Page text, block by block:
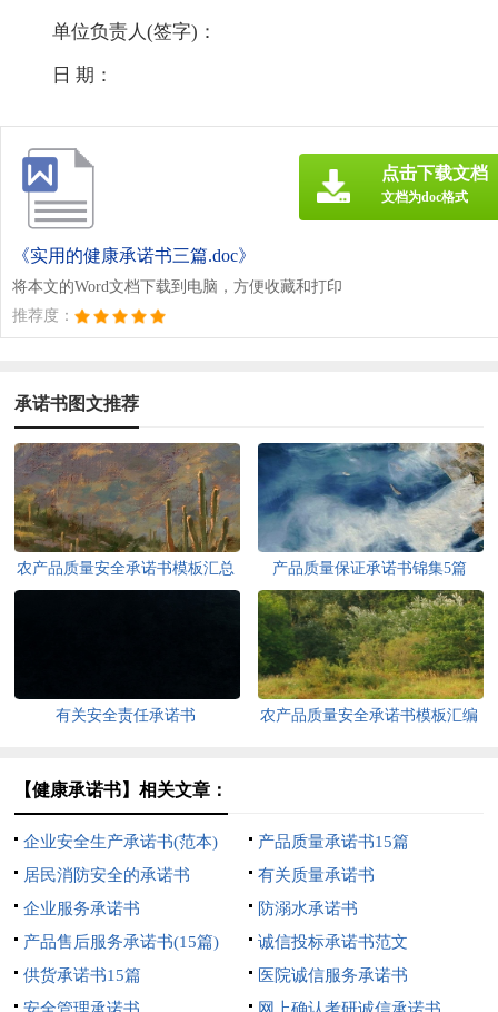
单位负责人(签字)：
日 期：
《实用的健康承诺书三篇.doc》
将本文的Word文档下载到电脑，方便收藏和打印
推荐度：
点击下载文档
文档为doc格式
承诺书图文推荐
农产品质量安全承诺书模板汇总
产品质量保证承诺书锦集5篇
有关安全责任承诺书
农产品质量安全承诺书模板汇编
【健康承诺书】相关文章：
企业安全生产承诺书(范本)
产品质量承诺书15篇
居民消防安全的承诺书
有关质量承诺书
企业服务承诺书
防溺水承诺书
产品售后服务承诺书(15篇)
诚信投标承诺书范文
供货承诺书15篇
医院诚信服务承诺书
安全管理承诺书
网上确认考研诚信承诺书